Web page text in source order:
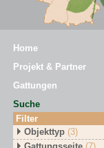
Home
Projekt & Partner
Gattungen
Suche
Filter
Objekttyp (3)